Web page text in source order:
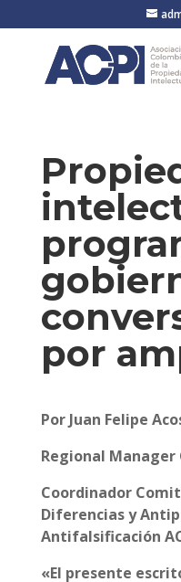
por
Por Juan Felipe
Regional
Coordinador
Diferencias y
Antifalsificación
«El presente